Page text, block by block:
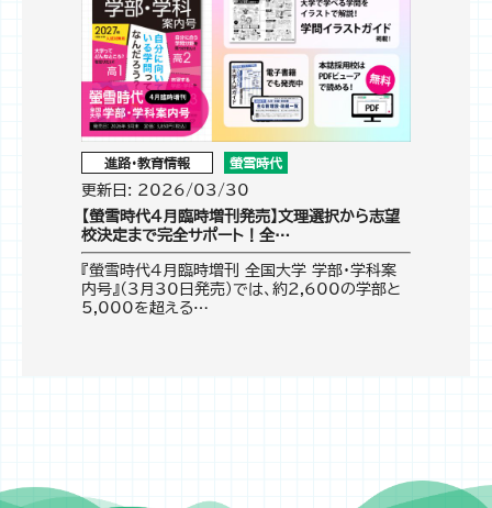
進路・教育情報 螢雪時代
更新日: 2026/03/30
【螢雪時代4月臨時増刊発売】文理選択から志望
校決定まで完全サポート！全…
『螢雪時代4月臨時増刊 全国大学 学部・学科案
内号』（3月30日発売）では、約2,600の学部と
5,000を超える…